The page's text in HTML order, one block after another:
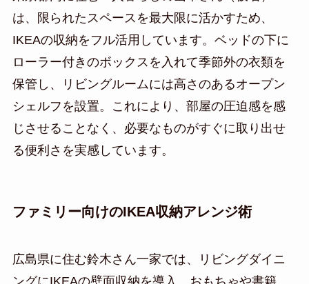
は、限られたスペースを最大限に活かすため、
IKEAの収納をフル活用しています。ベッドの下に
ローラー付きのボックスを入れて季節外の衣類を
保管し、リビングルームには高さのあるオープン
シェルフを設置。これにより、部屋の圧迫感を感
じさせることなく、必要なものがすぐに取り出せ
る便利さを実感しています。
ファミリー向けのIKEA収納アレンジ術
広島県に住む鈴木さん一家では、リビングダイニ
ングにIKEAの壁面収納を導入。おもちゃや書籍、